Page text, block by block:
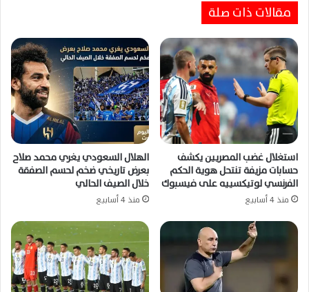
مقالات ذات صلة
استغلال غضب المصريين يكشف
حسابات مزيفة تنتحل هوية الحكم
الفرنسي لوتيكسييه على فيسبوك
منذ 4 أسابيع
الهلال السعودي يغري محمد صلاح
بعرض تاريخي ضخم لحسم الصفقة
خلال الصيف الحالي
منذ 4 أسابيع